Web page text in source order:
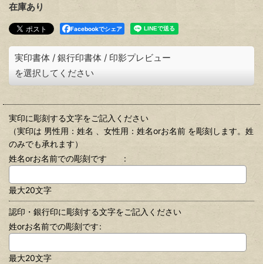
在庫あり
Facebookでシェア
実印書体 / 銀行印書体 / 印影プレビュー
を選択してください
実印に彫刻する文字をご記入ください
（実印は 男性用：姓名 、女性用：姓名orお名前 を彫刻します。姓
のみでも承れます）
姓名orお名前での彫刻です
:
最大20文字
認印・銀行印に彫刻する文字をご記入ください
姓orお名前での彫刻です:
最大20文字